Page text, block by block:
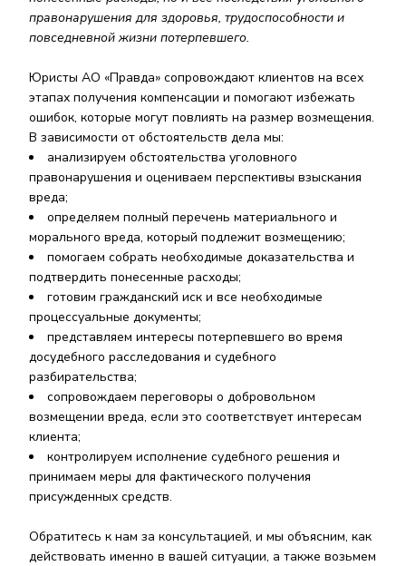
правонарушения для здоровья, трудоспособности и
повседневной жизни потерпевшего.
Юристы АО «Правда» сопровождают клиентов на всех
этапах получения компенсации и помогают избежать
ошибок, которые могут повлиять на размер возмещения.
В зависимости от обстоятельств дела мы:
анализируем обстоятельства уголовного
правонарушения и оцениваем перспективы взыскания
вреда;
определяем полный перечень материального и
морального вреда, который подлежит возмещению;
помогаем собрать необходимые доказательства и
подтвердить понесенные расходы;
готовим гражданский иск и все необходимые
процессуальные документы;
представляем интересы потерпевшего во время
досудебного расследования и судебного
разбирательства;
сопровождаем переговоры о добровольном
возмещении вреда, если это соответствует интересам
клиента;
контролируем исполнение судебного решения и
принимаем меры для фактического получения
присужденных средств.
Обратитесь к нам за консультацией, и мы объясним, как
действовать именно в вашей ситуации, а также возьмем